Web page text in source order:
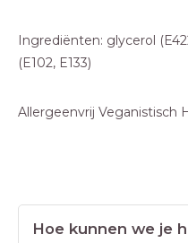
Ingrediënten: glycerol
(E102, E133)
Allergeenvrij Veganistisch
Hoe kunnen we je